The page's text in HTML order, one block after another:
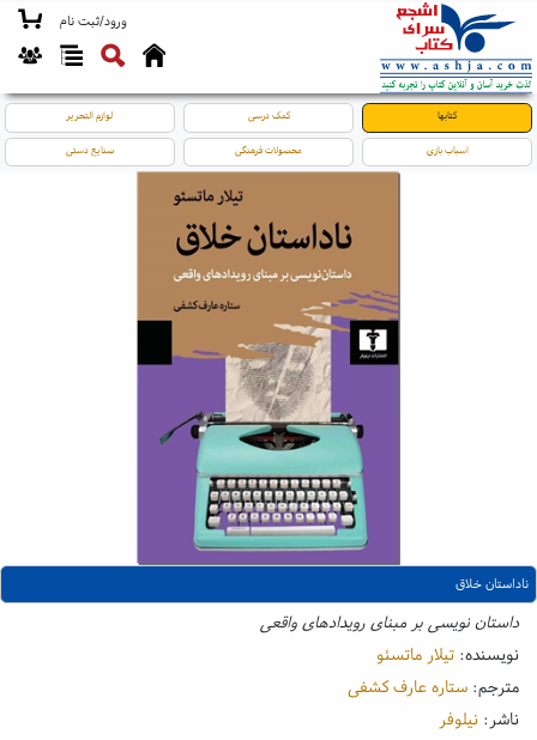
ورود/ثبت نام
کتابها کمک درسی لوازم التحریر
اسباب بازی محصولات فرهنگی صنایع دستی
ناداستان خلاق
داستان نویسی بر مبنای رویدادهای واقعی
نویسنده: تیلار ماتسئو
مترجم: ستاره عارف کشفی
ناشر: نیلوفر